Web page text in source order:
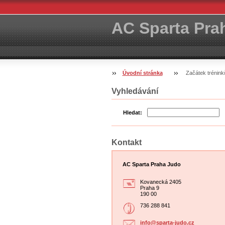
AC Sparta
Úvodní stránka Začátek
Vyhledávání
Hledat:
Kontakt
AC Sparta Praha Judo
Kovanecká 2405
Praha 9
190 00
736 288 841
info@sparta-judo.cz